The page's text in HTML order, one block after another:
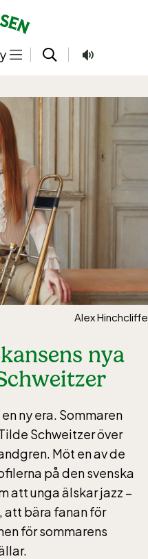
Alex Hinchcliffe
nya
ny era. Sommaren
Schweitzer över
Möt en av de
på den svenska
att unga älskar jazz –
att bära fanan för
för sommarens